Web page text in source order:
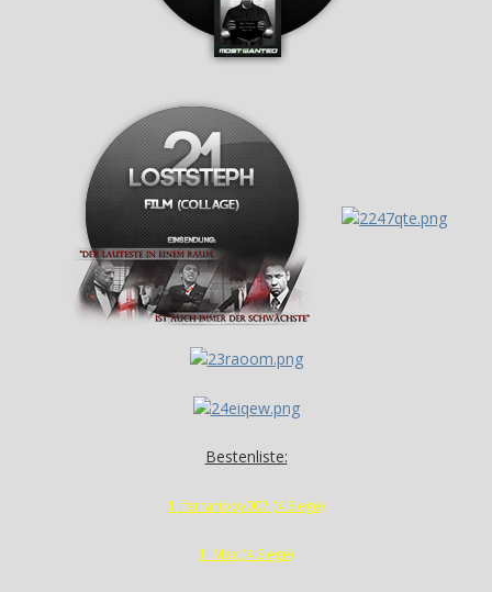
Bestenliste:
1. ferrariboy007 (4 Siege)
1. Max (4 Siege)